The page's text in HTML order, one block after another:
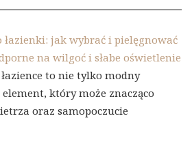
łazienki: jak wybrać i pielęgnować
na wilgoć i słabe oświetlenie
to nie tylko modny
który może znacząco
oraz samopoczucie